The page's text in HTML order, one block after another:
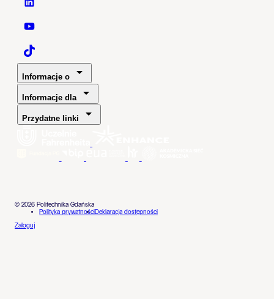
Politechnika Gdańska - LinkedIn
Politechnika Gdańska - YouTube
Politechnika Gdańska - TaikTok
Informacje o
Informacje dla
Przydatne linki
© 2026 Politechnika Gdańska
Polityka prywatnościDeklaracja dostępności
Zaloguj